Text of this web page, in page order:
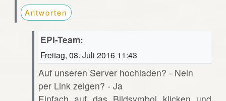
Antworten
EPI-Team:
Freitag, 08. Juli 2016 11:43
Auf unseren Server hochladen? - Nein
per Link zeigen? - Ja